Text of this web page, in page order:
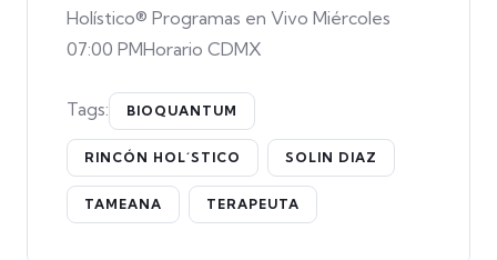
Holístico® Programas en Vivo Miércoles
07:00 PMHorario CDMX
Tags: BIOQUANTUM
RINCÓN HOL´STICO SOLIN DIAZ
TAMEANA TERAPEUTA